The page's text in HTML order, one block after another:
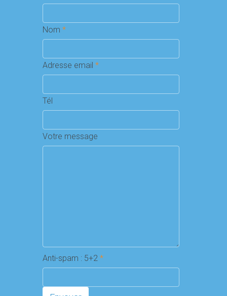
Nom *
Adresse email *
Tél
Votre message
Anti-spam : 5+2 *